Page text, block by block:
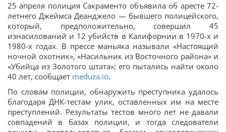
25 апреля полиция Сакраменто объявила об аресте 72-
летнего Джеймса Деанджело — бывшего полицейского,
который, предположительно, совершил 45
изнасилований и 12 убийств в Калифорнии в 1970-х и
1980-х годах. В прессе маньяка называли «Настоящий
ночной охотник», «Насильник из Восточного района» и
«Убийца из Золотого штата»; его пытались найти около
40 лет, сообщает meduza.io.
По словам полиции, обнаружить преступника удалось
благодаря ДНК-тестам улик, оставленных им на месте
преступлений. Результаты тестов много лет не давали
совпадений в базах полиции, и тогда следователи